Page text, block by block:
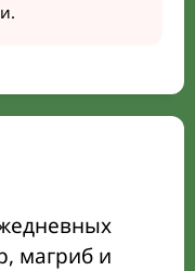
магриб и